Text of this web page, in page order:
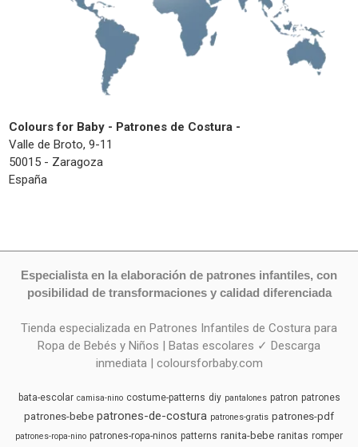
Colours for Baby - Patrones de Costura -
Valle de Broto, 9-11
50015 - Zaragoza
España
Especialista en la elaboración de patrones infantiles, con
posibilidad de transformaciones y calidad diferenciada
Tienda especializada en Patrones Infantiles de Costura para
Ropa de Bebés y Niños | Batas escolares ✓ Descarga
inmediata | coloursforbaby.com
bata-escolar camisa-nino costume-patterns diy pantalones patron patrones
patrones-bebe patrones-de-costura patrones-gratis patrones-pdf
patrones-ropa-nino patrones-ropa-ninos patterns ranita-bebe ranitas romper